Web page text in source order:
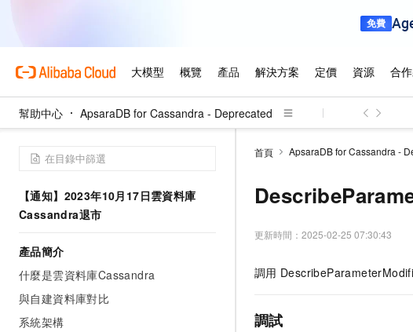
幫助中心 ApsaraDB for Cassandra - Deprecated
【通知】2023年10月17日雲資料庫
Cassandra退市
產品簡介
什麼是雲資料庫Cassandra
與自建資料庫對比
系統架構
首頁 ApsaraDB for Cassandra -
更新時間： 2025-02-25 07:30:43
調用
調試